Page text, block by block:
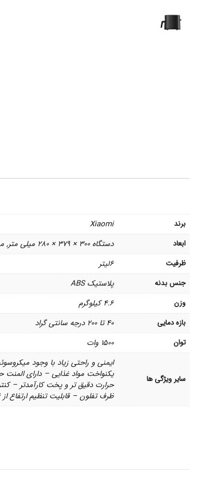
برند Xiaomi
ابعاد دستگاه 300 × 379 × 280 میلی متر, محفظه 241 × 241 × 126 میلی متر
ظرفیت 6لیتر
جنس بدنه پلاستیک ABS
وزن 4.6 کیلوگرم
بازه دمایی 40 تا 200 درجه سانتی گراد
توان 1500 وات
سایر ویژگی ها
ظرف تفلون – قابلیت تنظیم ارتفاع از ۶ لیتر به ۳ لیتر و تغییر ظرفیت – پوشش سینی از تفلون نچسب